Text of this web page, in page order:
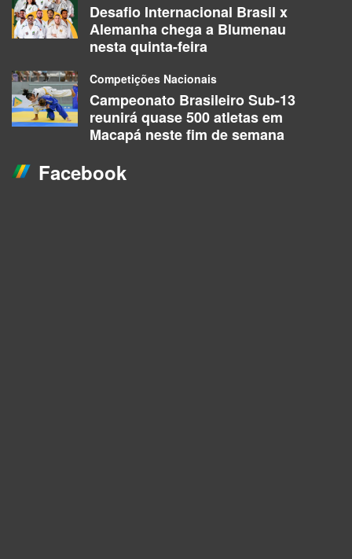
Desafio Internacional Brasil x
Alemanha chega a Blumenau
nesta quinta-feira
Competições Nacionais
Campeonato Brasileiro Sub-13
reunirá quase 500 atletas em
Macapá neste fim de semana
Facebook